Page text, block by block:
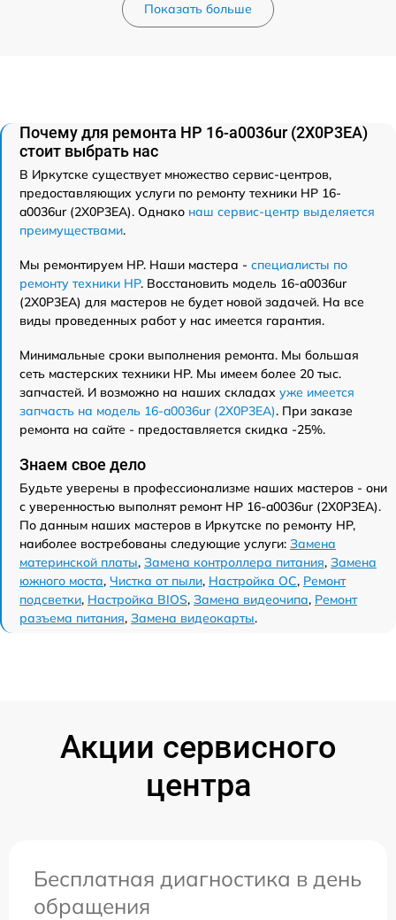
Показать больше
Почему для ремонта HP 16-a0036ur (2X0P3EA)
стоит выбрать нас
В Иркутске существует множество сервис-центров,
предоставляющих услуги по ремонту техники HP 16-
a0036ur (2X0P3EA). Однако наш сервис-центр выделяется
преимуществами.
Мы ремонтируем HP. Наши мастера - специалисты по
ремонту техники HP. Восстановить модель 16-a0036ur
(2X0P3EA) для мастеров не будет новой задачей. На все
виды проведенных работ у нас имеется гарантия.
Минимальные сроки выполнения ремонта. Мы большая
сеть мастерских техники HP. Мы имеем более 20 тыс.
запчастей. И возможно на наших складах уже имеется
запчасть на модель 16-a0036ur (2X0P3EA). При заказе
ремонта на сайте - предоставляется скидка -25%.
Знаем свое дело
Будьте уверены в профессионализме наших мастеров - они
с уверенностью выполнят ремонт HP 16-a0036ur (2X0P3EA).
По данным наших мастеров в Иркутске по ремонту HP,
наиболее востребованы следующие услуги: Замена
материнской платы, Замена контроллера питания, Замена
южного моста, Чистка от пыли, Настройка ОС, Ремонт
подсветки, Настройка BIOS, Замена видеочипа, Ремонт
разъема питания, Замена видеокарты.
Акции сервисного
центра
Бесплатная диагностика в день
обращения